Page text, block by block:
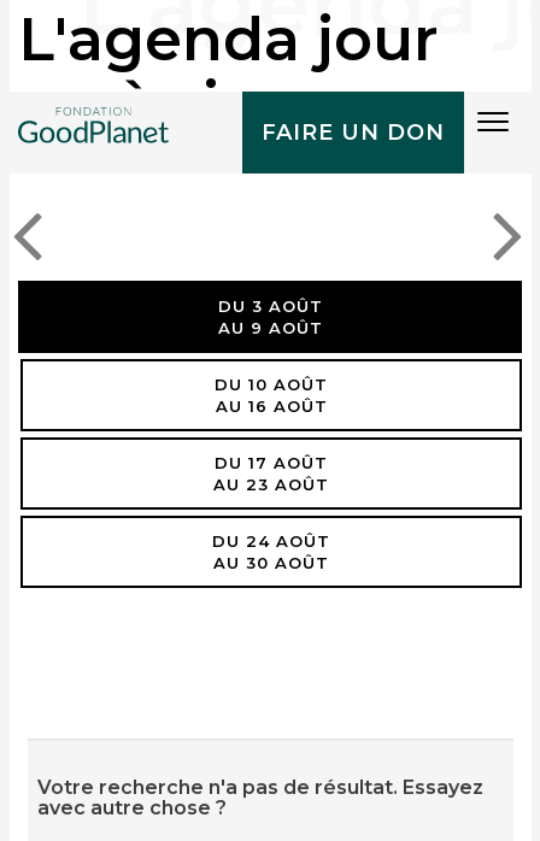
FAIRE UN DON
L'agenda jour
après jour
DU 3 AOÛT
AU 9 AOÛT
DU 10 AOÛT
AU 16 AOÛT
DU 17 AOÛT
AU 23 AOÛT
DU 24 AOÛT
AU 30 AOÛT
Votre recherche n'a pas de résultat. Essayez
avec autre chose ?